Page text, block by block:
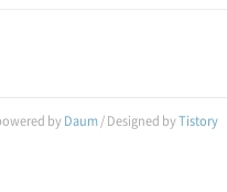
있었다면, 개편될 로그인
약 한 달 동안 진행했습니다.
by Daum/ Designed byTistory